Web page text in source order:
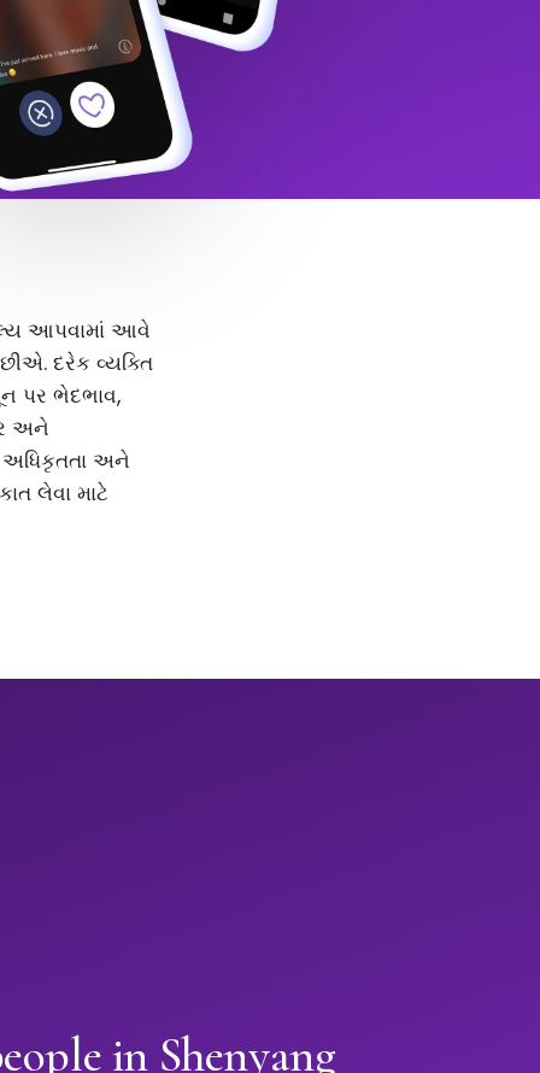
આપવામાં આવે
દરેક વ્યક્તિ
પર ભેદભાવ,
અને
અધિકૃતતા અને
લેવા માટે
in Shenyang